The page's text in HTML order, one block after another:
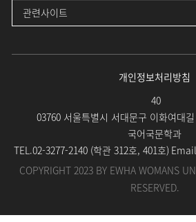
관련사이트
개인정보처리방침
40
03760 서울특별시 서대문구 이화여대
국어국문학과
TEL.02-3277-2140 (학관 312호, 401호)
COPYRIGHT 2023 BY EWHA WOMANS
RESERVED.